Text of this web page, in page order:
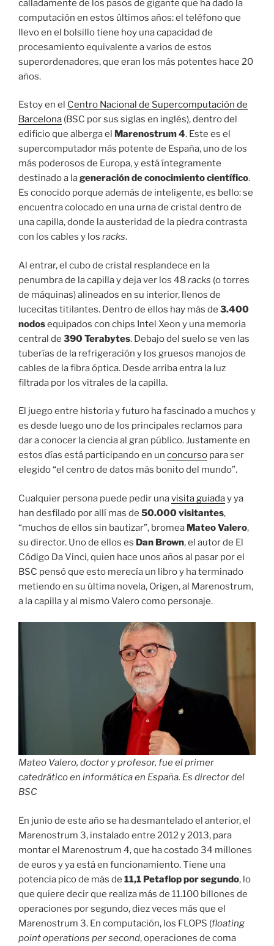
calladamente de los pasos de gigante que ha dado la
computación en estos últimos años: el teléfono que
llevo en el bolsillo tiene hoy una capacidad de
procesamiento equivalente a varios de estos
superordenadores, que eran los más potentes hace 20
años.
Estoy en el Centro Nacional de Supercomputación de
Barcelona (BSC por sus siglas en inglés), dentro del
edificio que alberga el
Marenostrum 4. Este es el
supercomputador más potente de España, uno de los
más poderosos de Europa, y está íntegramente
destinado a lageneración de conocimiento científico.
Es conocido porque además de inteligente, es bello: se
encuentra colocado en una urna de cristal dentro de
una capilla, donde la austeridad de la piedra contrasta
con los cables y los racks.
Al entrar, el cubo de cristal resplandece en la
penumbra de la capilla y deja ver los 48 racks (o torres
de máquinas) alineados en su interior, llenos de
lucecitas titilantes. Dentro de ellos hay más de 3.400
nodosequipados con chips Intel Xeon y una memoria
central de 390 Terabytes. Debajo del suelo se ven las
tuberías de la refrigeración y los gruesos manojos de
cables de la fibra óptica. Desde arriba entra la luz
filtrada por los vitrales de la capilla.
El juego entre historia y futuro ha fascinado a muchos y
es desde luego uno de los principales reclamos para
dar a conocer la ciencia al gran público. Justamente en
estos días está participando en un concurso para ser
elegido “el centro de datos más bonito del mundo”.
Cualquier persona puede pedir unavisita guiaday ya
han desfilado por allí mas de 50.000 visitantes,
“muchos de ellos sin bautizar”, bromea Mateo Valero,
su director. Uno de ellos es Dan Brown, el autor de El
Código Da Vinci, quien hace unos años al pasar por el
BSC pensó que esto merecía un libro y ha terminado
metiendo en su última novela, Origen, al Marenostrum,
a la capilla y al mismo Valero como personaje.
Mateo Valero, doctor y profesor, fue el primer
catedrático en informática en España. Es director del
BSC
En junio de este año se ha desmantelado el anterior, el
Marenostrum 3, instalado entre 2012 y 2013, para
montar el Marenostrum 4, que ha costado 34 millones
de euros y ya está en funcionamiento. Tiene una
potencia pico de más de 11,1 Petaflop por segundo, lo
que quiere decir que realiza más de 11.100 billones de
operaciones por segundo, diez veces más que el
Marenostrum 3. En computación, los FLOPS (floating
point operations per second, operaciones de coma